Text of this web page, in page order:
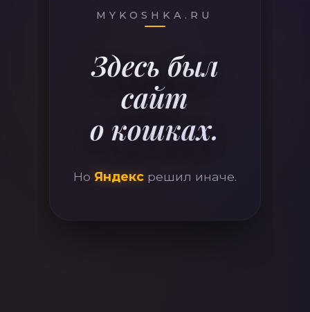
410
MYKOSHKA.RU
Здесь был
сайт
о кошках.
Но Яндексрешил иначе.